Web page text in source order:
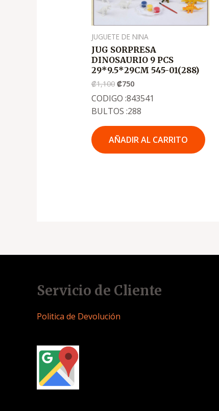
JUGUETE DE NINA
JUG SORPRESA
DINOSAURIO 9 PCS
29*9.5*29CM 545-01(288)
₡1,100 ₡750
CODIGO :843541
BULTOS :288
AÑADIR AL CARRITO
Servicio de Cliente
Politica de Devolución